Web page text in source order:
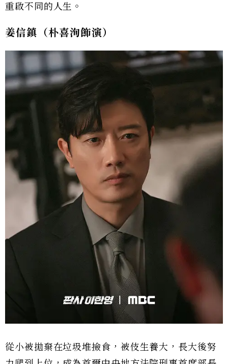
重啟不同的人生。
姜信鎮（朴喜洵飾演）
從小被拋棄在垃圾堆撿食，被伎生養大，長大後努